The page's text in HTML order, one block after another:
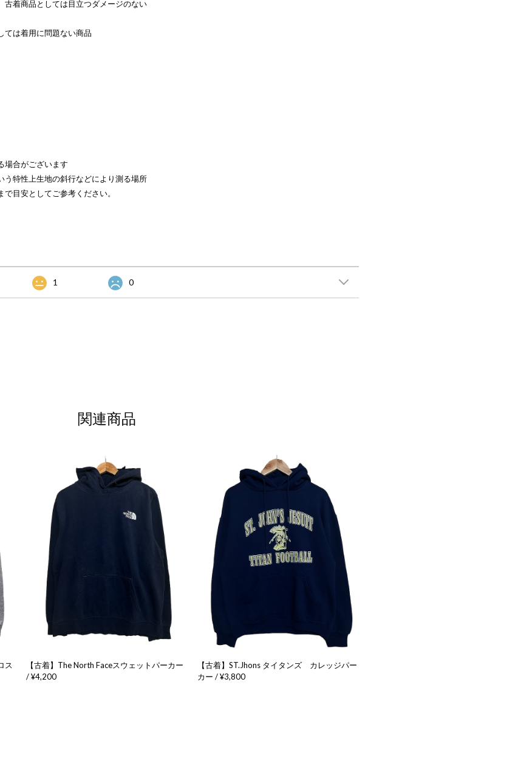
着商品としては目立つダメージのない
ては着用に問題ない商品
場合がございます
特性上生地の斜行などにより測る場所
目安としてご参考ください。
1 0
関連商品
ス
【古着】The North Faceスウェットパーカー
/ ¥4,200
【古着】ST.Jhons タイタンズ カレッジパー
カー / ¥3,800